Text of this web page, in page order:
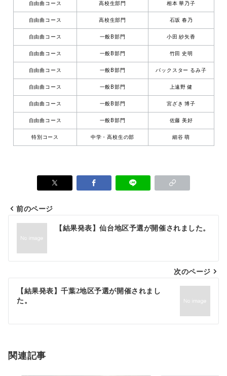
自由曲コース 高校生部門 相本 華乃子
自由曲コース 高校生部門 石坂 春乃
自由曲コース 一般B部門 小田 紗矢香
自由曲コース 一般B部門 竹田 史明
自由曲コース 一般B部門 バックスター るみ子
自由曲コース 一般B部門 上遠野 健
自由曲コース 一般B部門 宮ざき 博子
自由曲コース 一般B部門 佐藤 美好
特別コース 中学・高校生の部 細谷 萌
前のページ
【結果発表】仙台地区予選が開催されました。
次のページ
【結果発表】千葉2地区予選が開催されまし
た。
関連記事